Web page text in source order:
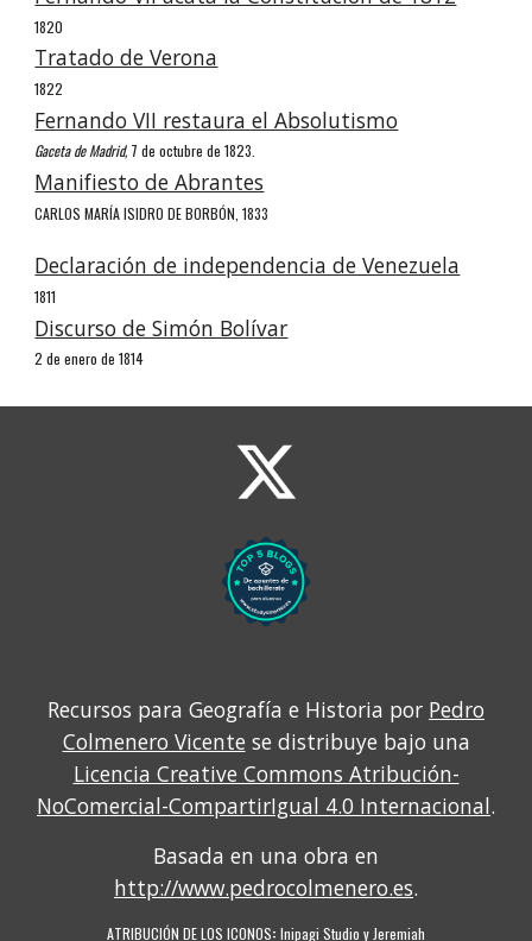
1820
Tratado de Verona
1822
Fernando VII restaura el Absolutismo
Gaceta de Madrid, 7 de octubre de 1823.
Manifiesto de Abrantes
CARLOS MARÍA ISIDRO DE BORBÓN, 1833
Declaración de independencia de Venezuela
1811
Discurso de Simón Bolívar
2 de enero de 1814
Recursos para Geografía e Historia por Pedro
Colmenero Vicente se distribuye bajo una
Licencia Creative Commons Atribución-
NoComercial-CompartirIgual 4.0 Internacional.
Basada en una obra en
http://www.pedrocolmenero.es.
ATRIBUCIÓN DE LOS ICONOS: Inipagi Studio y Jeremiah